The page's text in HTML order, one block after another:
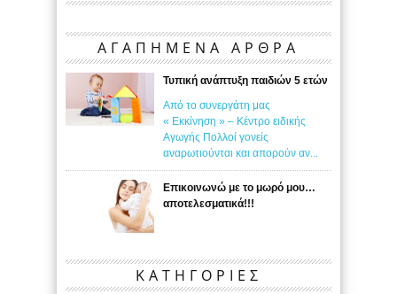
ΑΓΑΠΗΜΕΝΑ ΑΡΘΡΑ
Τυπική ανάπτυξη παιδιών 5 ετών
Από το συνεργάτη μας
« Εκκίνηση » – Κέντρο ειδικής
Αγωγής Πολλοί γονείς
αναρωτιούνται και απορούν αν...
Επικοινωνώ με το μωρό μου…
αποτελεσματικά!!!
ΚΑΤΗΓΟΡΙΕΣ